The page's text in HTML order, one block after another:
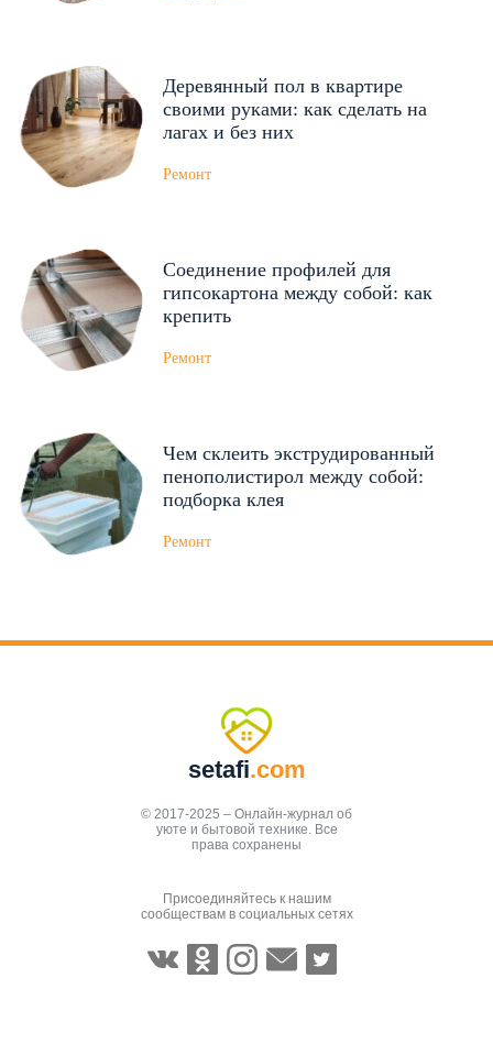
Деревянный пол в квартире
своими руками: как сделать на
лагах и без них
Ремонт
Соединение профилей для
гипсокартона между собой: как
крепить
Ремонт
Чем склеить экструдированный
пенополистирол между собой:
подборка клея
Ремонт
setafi.com
© 2017-2025 – Онлайн-журнал об
уюте и бытовой технике. Все
права сохранены
Присоединяйтесь к нашим
сообществам в социальных сетях